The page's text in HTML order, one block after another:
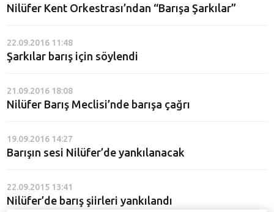
Nilüfer Kent Orkestrası’ndan “Barışa Şarkılar”
22.09.2016 11:48
Şarkılar barış için söylendi
21.09.2016 18:08
Nilüfer Barış Meclisi’nde barışa çağrı
19.09.2016 14:27
Barışın sesi Nilüfer’de yankılanacak
22.09.2015 13:41
Nilüfer’de barış şiirleri yankılandı